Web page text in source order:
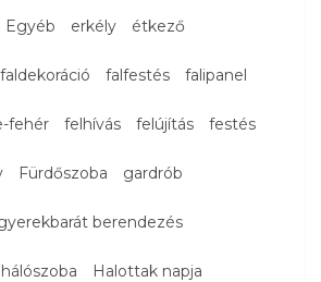
Egyéb erkély étkező
faldekoráció falfestés falipanel
fehér felhívás felújítás festés
Fürdőszoba gardrób
berendezés
hálószoba Halottak napja